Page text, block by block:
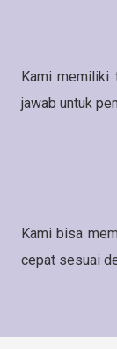
Kami memiliki
jawab untuk
Kami bisa
cepat sesuai